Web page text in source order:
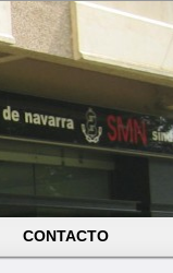
CONTACTO